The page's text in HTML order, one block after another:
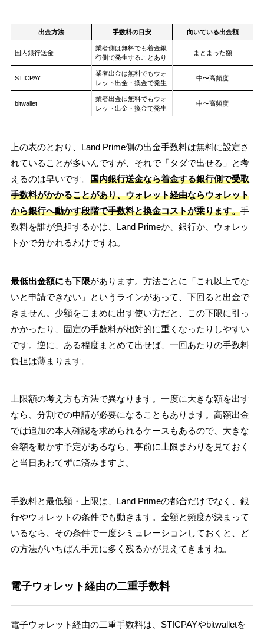
出金方法 手数料の目安 向いている出金額
国内銀行送金
業者側は無料でも着金銀
行側で発生することあり
まとまった額
STICPAY
業者出金は無料でもウォ
レット出金・換金で発生
中〜高頻度
bitwallet
業者出金は無料でもウォ
レット出金・換金で発生
中〜高頻度
上の表のとおり、Land Prime側の出金手数料は無料に設定さ
れていることが多いんですが、それで「タダで出せる」と考
えるのは早いです。 国内銀行送金なら着金する銀行側で受取
手数料がかかることがあり、ウォレット経由ならウォレット
から銀行へ動かす段階で手数料と換金コストが乗ります。手
数料を誰が負担するかは、Land Primeか、銀行か、ウォレッ
トかで分かれるわけですね。
最低出金額にも下限があります。方法ごとに「これ以上でな
いと申請できない」というラインがあって、下回ると出金で
きません。少額をこまめに出す使い方だと、この下限に引っ
かかったり、固定の手数料が相対的に重くなったりしやすい
です。逆に、ある程度まとめて出せば、一回あたりの手数料
負担は薄まります。
上限額の考え方も方法で異なります。一度に大きな額を出す
なら、分割での申請が必要になることもあります。高額出金
では追加の本人確認を求められるケースもあるので、大きな
金額を動かす予定があるなら、事前に上限まわりを見ておく
と当日あわてずに済みますよ。
手数料と最低額・上限は、Land Primeの都合だけでなく、銀
行やウォレットの条件でも動きます。金額と頻度が決まって
いるなら、その条件で一度シミュレーションしておくと、ど
の方法がいちばん手元に多く残るかが見えてきますね。
電子ウォレット経由の二重手数料
電子ウォレット経由の二重手数料は、STICPAYやbitwalletを